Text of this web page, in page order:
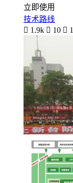
立即使用
技术路线
 1.9k  10  1